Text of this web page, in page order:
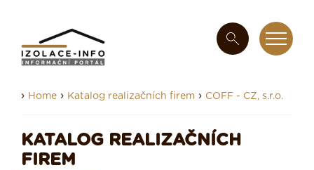
› Home › Katalog realizačních firem › COFF - CZ, s.r.o.
KATALOG REALIZAČNÍCH
FIREM